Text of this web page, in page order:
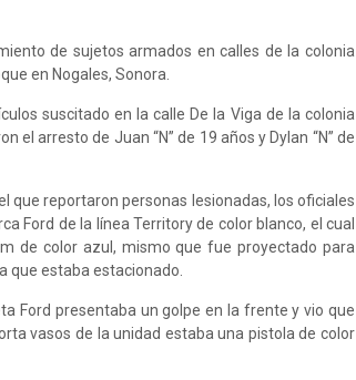
de sujetos armados en calles de la colonia
en Nogales, Sonora.
suscitado en la calle De la Viga de la colonia
el arresto de Juan “N” de 19 años y Dylan “N” de
que reportaron personas lesionadas, los oficiales
Ford de la línea Territory de color blanco, el cual
de color azul, mismo que fue proyectado para
que estaba estacionado.
Ford presentaba un golpe en la frente y vio que
vasos de la unidad estaba una pistola de color